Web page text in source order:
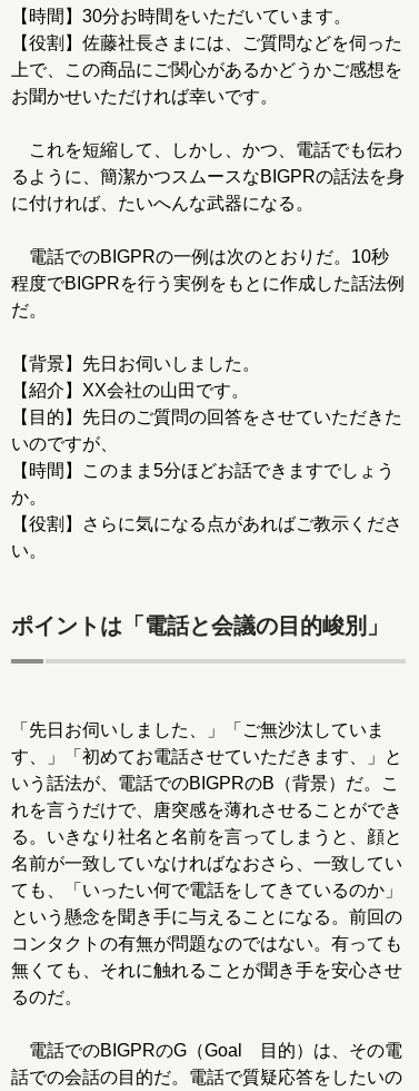
【時間】30分お時間をいただいています。
【役割】佐藤社長さまには、ご質問などを伺った
上で、この商品にご関心があるかどうかご感想を
お聞かせいただければ幸いです。
これを短縮して、しかし、かつ、電話でも伝わ
るように、簡潔かつスムースなBIGPRの話法を身
に付ければ、たいへんな武器になる。
電話でのBIGPRの一例は次のとおりだ。10秒
程度でBIGPRを行う実例をもとに作成した話法例
だ。
【背景】先日お伺いしました。
【紹介】XX会社の山田です。
【目的】先日のご質問の回答をさせていただきた
いのですが、
【時間】このまま5分ほどお話できますでしょう
か。
【役割】さらに気になる点があればご教示くださ
い。
ポイントは「電話と会議の目的峻別」
「先日お伺いしました、」「ご無沙汰していま
す、」「初めてお電話させていただきます、」と
いう話法が、電話でのBIGPRのB（背景）だ。こ
れを言うだけで、唐突感を薄れさせることができ
る。いきなり社名と名前を言ってしまうと、顔と
名前が一致していなければなおさら、一致してい
ても、「いったい何で電話をしてきているのか」
という懸念を聞き手に与えることになる。前回の
コンタクトの有無が問題なのではない。有っても
無くても、それに触れることが聞き手を安心させ
るのだ。
電話でのBIGPRのG（Goal 目的）は、その電
話での会話の目的だ。電話で質疑応答をしたいの